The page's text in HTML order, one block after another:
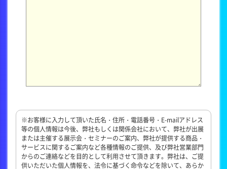
※お客様に入力して頂いた氏名・住所・電話番号・E-mailアドレス
等の個人情報は今後、弊社もしくは関係会社において、弊社が出展
または主催する展示会・セミナーのご案内、弊社が提供する商品・
サービスに関するご案内など各種情報のご提供、及び弊社営業部門
からのご連絡などを目的として利用させて頂きます。弊社は、ご提
供いただいた個人情報を、法令に基づく命令などを除いて、あらか